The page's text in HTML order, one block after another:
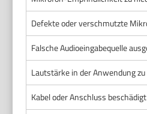
Defekte oder verschmutzte
Falsche Audioeingabequelle
Lautstärke in der Anwendung
Kabel oder Anschluss beschädigt